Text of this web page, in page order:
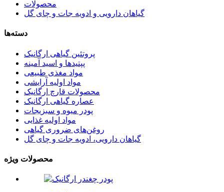
محصولات
گیاهان دارویی و ادویه جات و چای گل
دسته‌ها
پروتئین گیاهی ارگانیک
پپتیدها و اسید آمینه
مواد مغذی طبیعی
مواد اولیه آرایشی
محصولات قارچ ارگانیک
عصاره گیاهی ارگانیک
پودر میوه و سبزیجات
مواد اولیه غذایی
روغن‌های ضروری گیاهی
گیاهان دارویی، ادویه جات و چای گل
محصولات ویژه